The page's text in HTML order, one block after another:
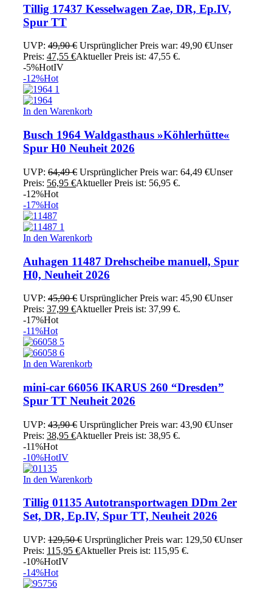
Tillig 17437 Kesselwagen Zae, DR, Ep.IV,
Spur TT
UVP: 49,90€ Ursprünglicher Preis war: 49,90 €Unser
Preis: 47,55 €Aktueller Preis ist: 47,55 €.
-5%HotIV
-12%Hot
In den Warenkorb
Busch 1964 Waldgasthaus »Köhlerhütte«
Spur H0 Neuheit 2026
UVP: 64,49€ Ursprünglicher Preis war: 64,49 €Unser
Preis: 56,95 €Aktueller Preis ist: 56,95 €.
-12%Hot
-17%Hot
In den Warenkorb
Auhagen 11487 Drehscheibe manuell, Spur
H0, Neuheit 2026
UVP: 45,90€ Ursprünglicher Preis war: 45,90 €Unser
Preis: 37,99 €Aktueller Preis ist: 37,99 €.
-17%Hot
-11%Hot
In den Warenkorb
mini-car 66056 IKARUS 260 “Dresden”
Spur TT Neuheit 2026
UVP: 43,90€ Ursprünglicher Preis war: 43,90 €Unser
Preis: 38,95 €Aktueller Preis ist: 38,95 €.
-11%Hot
-10%HotIV
In den Warenkorb
Tillig 01135 Autotransportwagen DDm 2er
Set, DR, Ep.IV, Spur TT, Neuheit 2026
UVP: 129,50€ Ursprünglicher Preis war: 129,50 €Unser
Preis: 115,95 €Aktueller Preis ist: 115,95 €.
-10%HotIV
-14%Hot